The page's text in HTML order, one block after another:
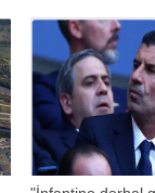
problemlərin aradan
bir çox istiqamətd